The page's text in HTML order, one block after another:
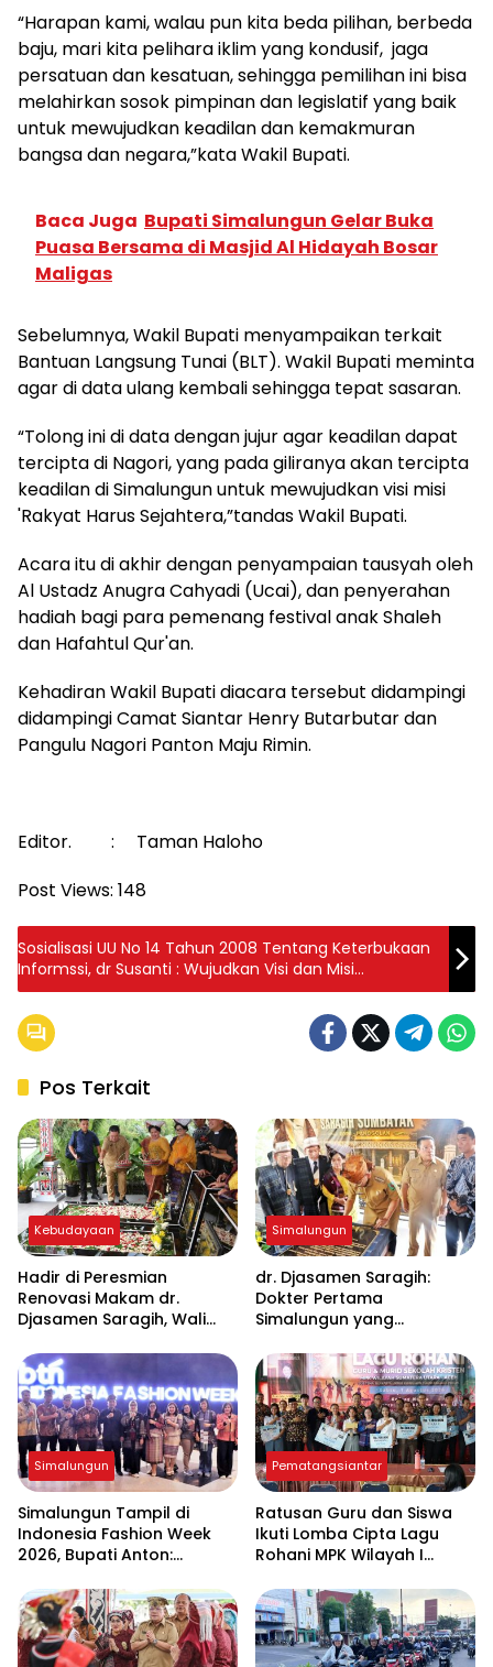
“Harapan kami, walau pun kita beda pilihan, berbeda
baju, mari kita pelihara iklim yang kondusif, jaga
persatuan dan kesatuan, sehingga pemilihan ini bisa
melahirkan sosok pimpinan dan legislatif yang baik
untuk mewujudkan keadilan dan kemakmuran
bangsa dan negara,”kata Wakil Bupati.
Baca Juga Bupati Simalungun Gelar Buka
Puasa Bersama di Masjid Al Hidayah Bosar
Maligas
Sebelumnya, Wakil Bupati menyampaikan terkait
Bantuan Langsung Tunai (BLT). Wakil Bupati meminta
agar di data ulang kembali sehingga tepat sasaran.
“Tolong ini di data dengan jujur agar keadilan dapat
tercipta di Nagori, yang pada giliranya akan tercipta
keadilan di Simalungun untuk mewujudkan visi misi
'Rakyat Harus Sejahtera,”tandas Wakil Bupati.
Acara itu di akhir dengan penyampaian tausyah oleh
Al Ustadz Anugra Cahyadi (Ucai), dan penyerahan
hadiah bagi para pemenang festival anak Shaleh
dan Hafahtul Qur'an.
Kehadiran Wakil Bupati diacara tersebut didampingi
didampingi Camat Siantar Henry Butarbutar dan
Pangulu Nagori Panton Maju Rimin.
Editor. : Taman Haloho
Post Views: 148
Sosialisasi UU No 14 Tahun 2008 Tentang Keterbukaan
Informssi, dr Susanti : Wujudkan Visi dan Misi
Pematang Siantar Sehat
Pos Terkait
Kebudayaan
Hadir di Peresmian
Renovasi Makam dr.
Djasamen Saragih, Wali
Warisan Budaya dan
Sejarah Simalungun
Simalungun
dr. Djasamen Saragih:
Dokter Pertama
Simalungun yang
Rumah Sakit dan Makam
Pahlawan Kesehatan
Simalungun
Simalungun Tampil di
Indonesia Fashion Week
2026, Bupati Anton:
Penggerak Ekonomi dan
Pendidikan Karakter
Pematangsiantar
Ratusan Guru dan Siswa
Ikuti Lomba Cipta Lagu
Rohani MPK Wilayah I
Pematangsiantar